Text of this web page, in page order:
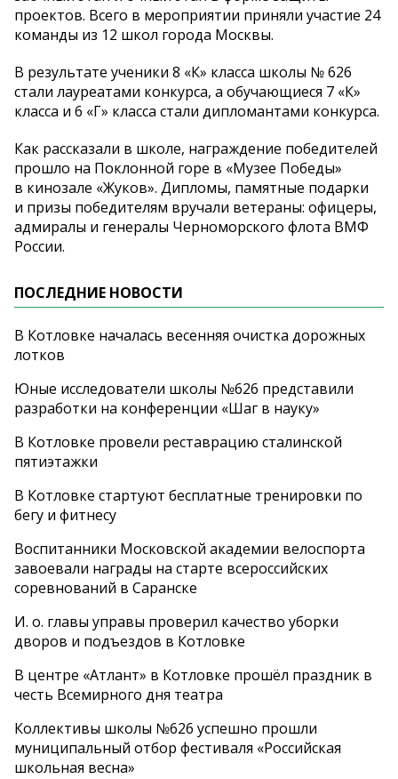
проектов. Всего в мероприятии приняли участие 24
команды из 12 школ города Москвы.
В результате ученики 8 «К» класса школы №626
стали лауреатами конкурса, а обучающиеся 7 «К»
класса и 6 «Г» класса стали дипломантами конкурса.
Как рассказали в школе, награждение победителей
прошло на Поклонной горе в «Музее Победы»
в кинозале «Жуков». Дипломы, памятные подарки
и призы победителям вручали ветераны: офицеры,
адмиралы и генералы Черноморского флота ВМФ
России.
ПОСЛЕДНИЕ НОВОСТИ
В Котловке началась весенняя очистка дорожных
лотков
Юные исследователи школы №626 представили
разработки на конференции «Шаг в науку»
В Котловке провели реставрацию сталинской
пятиэтажки
В Котловке стартуют бесплатные тренировки по
бегу и фитнесу
Воспитанники Московской академии велоспорта
завоевали награды на старте всероссийских
соревнований в Саранске
И. о. главы управы проверил качество уборки
дворов и подъездов в Котловке
В центре «Атлант» в Котловке прошёл праздник в
честь Всемирного дня театра
Коллективы школы №626 успешно прошли
муниципальный отбор фестиваля «Российская
школьная весна»